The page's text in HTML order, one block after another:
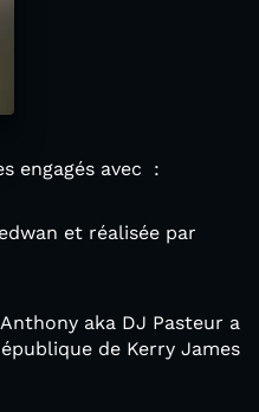
engagés avec :
et réalisée par
aka DJ Pasteur a
de Kerry James